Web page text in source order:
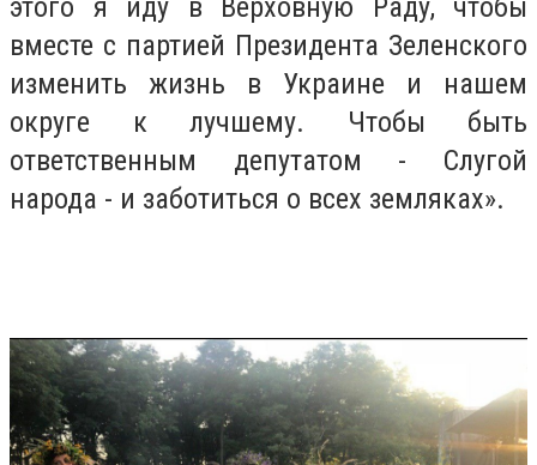
этого я иду в Верховную Раду, чтобы
вместе с партией Президента Зеленского
изменить жизнь в Украине и нашем
округе к лучшему. Чтобы быть
ответственным депутатом - Слугой
народа - и заботиться о всех земляках».